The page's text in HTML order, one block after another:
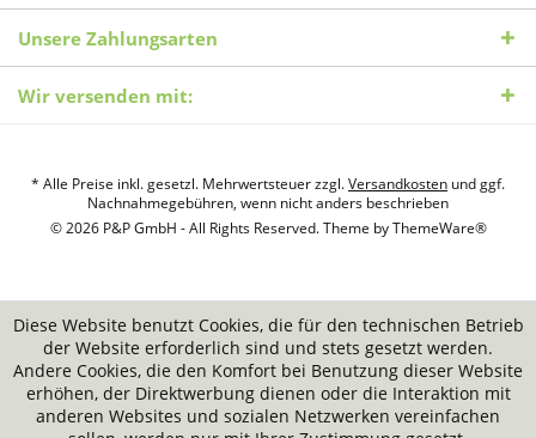
Unsere Zahlungsarten
Wir versenden mit:
* Alle Preise inkl. gesetzl. Mehrwertsteuer zzgl.Versandkosten und ggf.
Nachnahmegebühren, wenn nicht anders beschrieben
© 2026 P&P GmbH - All Rights Reserved. Theme byThemeWare®
Diese Website benutzt Cookies, die für den technischen Betrieb
der Website erforderlich sind und stets gesetzt werden.
Andere Cookies, die den Komfort bei Benutzung dieser Website
erhöhen, der Direktwerbung dienen oder die Interaktion mit
anderen Websites und sozialen Netzwerken vereinfachen